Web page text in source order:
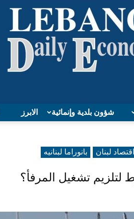
الابرز شؤون بلدية وإنمائية
اقتصاد لبنان بانوراما لبنانیه
لتلزيم تشغيل المرفأ؟